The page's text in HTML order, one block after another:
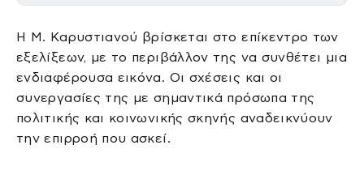
Η Μ. Καρυστιανού βρίσκεται στο επίκεντρο των
εξελίξεων, με το περιβάλλον της να συνθέτει μια
ενδιαφέρουσα εικόνα. Οι σχέσεις και οι
συνεργασίες της με σημαντικά πρόσωπα της
πολιτικής και κοινωνικής σκηνής αναδεικνύουν
την επιρροή που ασκεί.